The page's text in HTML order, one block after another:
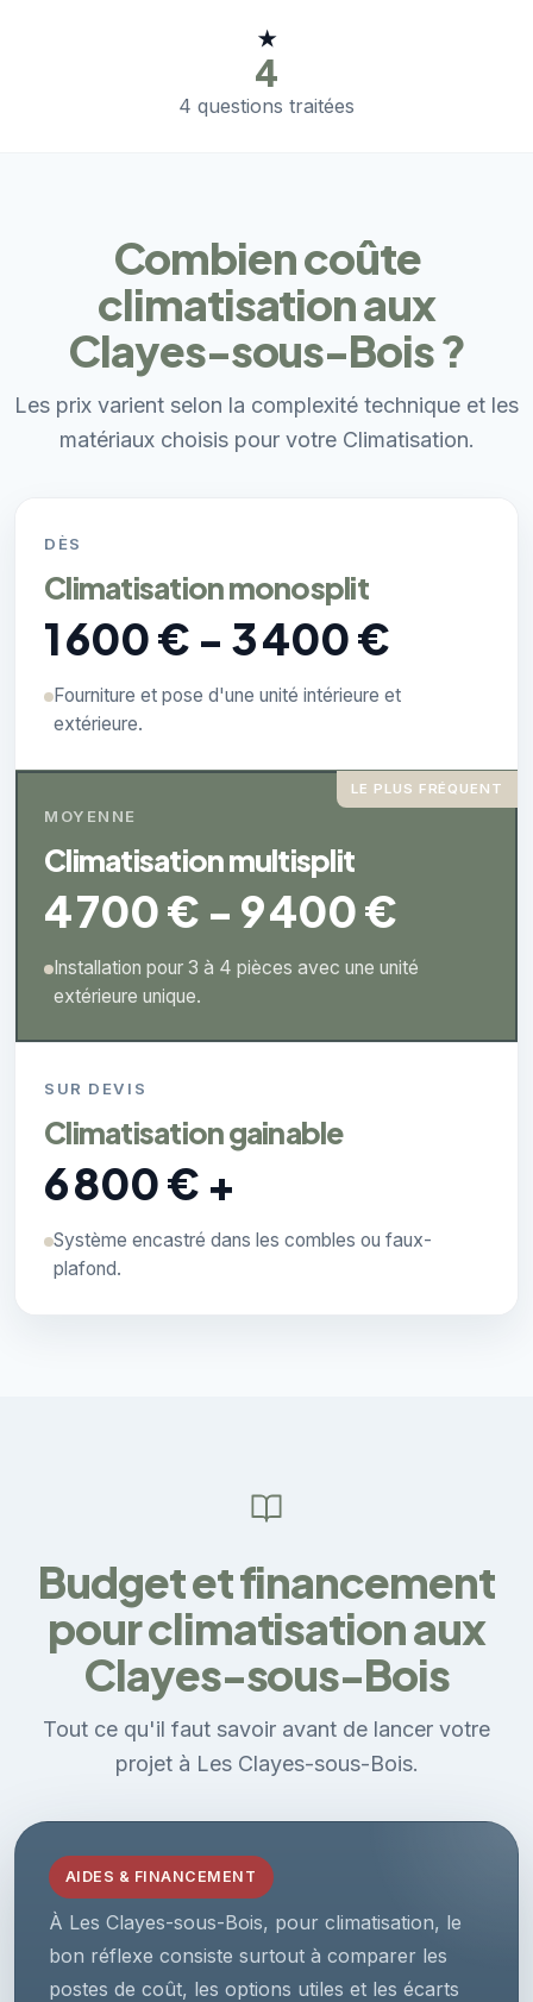
★
4
4 questions traitées
Combien coûte
climatisation aux
Clayes-sous-Bois ?
Les prix varient selon la complexité technique et les
matériaux choisis pour votre Climatisation.
DÈS
Climatisation monosplit
1 600 € - 3 400 €
Fourniture et pose d'une unité intérieure et
extérieure.
LE PLUS FRÉQUENT
MOYENNE
Climatisation multisplit
4 700 € - 9 400 €
Installation pour 3 à 4 pièces avec une unité
extérieure unique.
SUR DEVIS
Climatisation gainable
6 800 € +
Système encastré dans les combles ou faux-
plafond.
Budget et financement
pour climatisation aux
Clayes-sous-Bois
Tout ce qu'il faut savoir avant de lancer votre
projet à Les Clayes-sous-Bois.
AIDES & FINANCEMENT
À Les Clayes-sous-Bois, pour climatisation, le
bon réflexe consiste surtout à comparer les
postes de coût, les options utiles et les écarts